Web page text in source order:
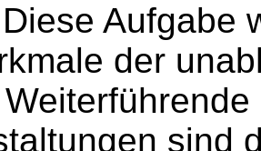
Diese Aufgabe
der
sind